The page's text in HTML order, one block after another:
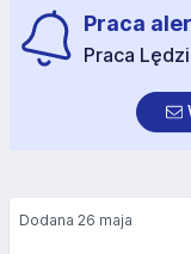
Praca
Praca
Dodana 26 maja